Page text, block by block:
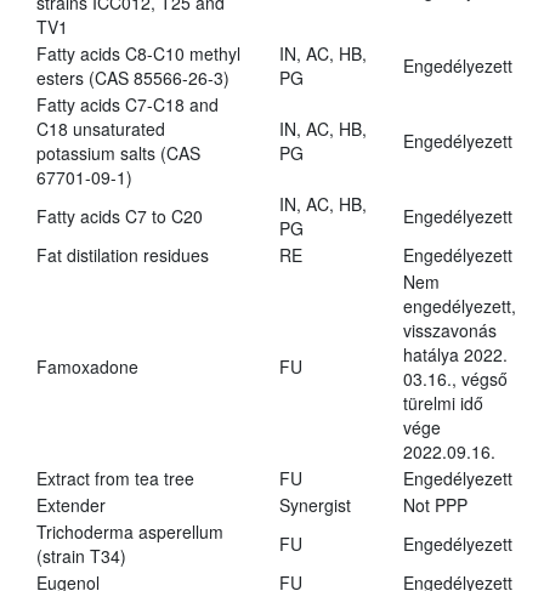
TV1
Fatty acids C8-C10 methyl
esters (CAS 85566-26-3)
IN, AC, HB,
PG
Engedélyezett
Fatty acids C7-C18 and
C18 unsaturated
potassium salts (CAS
67701-09-1)
IN, AC, HB,
PG
Engedélyezett
Fatty acids C7 to C20
IN, AC, HB,
PG
Engedélyezett
Fat distilation residues
RE Engedélyezett
Famoxadone FU
Nem
engedélyezett,
visszavonás
hatálya 2022.
03.16., végső
türelmi idő
vége
2022.09.16.
Extract from tea tree
FU
Engedélyezett
Extender
Synergist
Not PPP
Trichoderma asperellum
(strain T34)
FU
Engedélyezett
Eugenol
FU
Engedélyezett